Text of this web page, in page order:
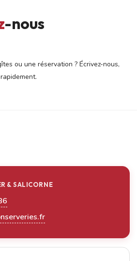
-nous
ou une réservation ? Écrivez-nous,
& SALICORNE